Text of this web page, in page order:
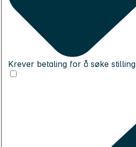
Krever betaling for å søke stilling